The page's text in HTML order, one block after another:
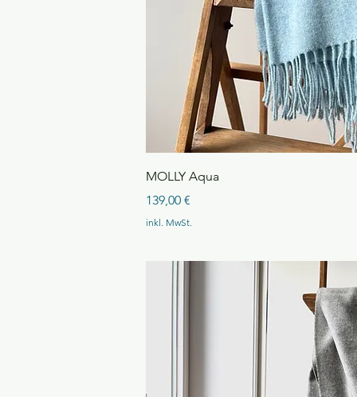
MOLLY Aqua
Preis
139,00 €
inkl. MwSt.